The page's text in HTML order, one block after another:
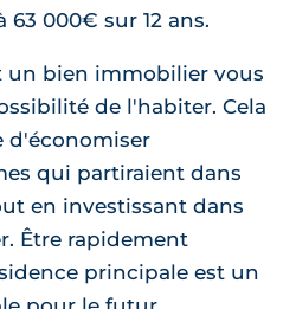
63 000€ sur 12 ans.
un bien immobilier vous
de l'habiter. Cela
d'économiser
qui partiraient dans
en investissant dans
Être rapidement
principale est un